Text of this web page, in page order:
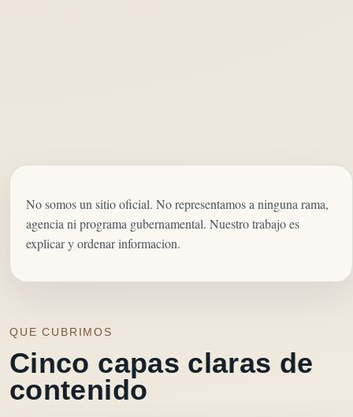
No somos un sitio oficial. No representamos a ninguna rama,
agencia ni programa gubernamental. Nuestro trabajo es
explicar y ordenar informacion.
QUE CUBRIMOS
Cinco capas claras de
contenido